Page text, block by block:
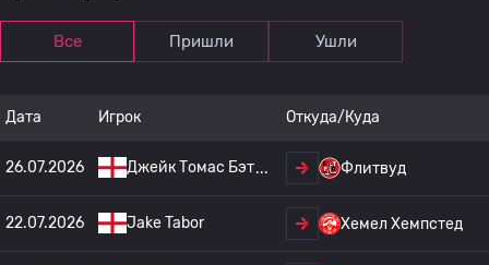
Все Пришли Ушли
Дата Игрок Откуда/Куда
26.07.2026 Джейк Томас Бэт Флитвуд
22.07.2026 Jake Tabor Хемел Хемпстед